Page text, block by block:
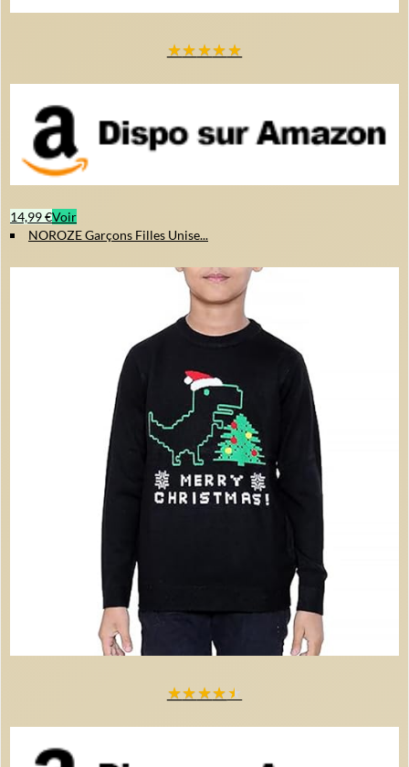
★★★★★
14,99 €Voir
NOROZE Garçons Filles Unise...
★★★★★